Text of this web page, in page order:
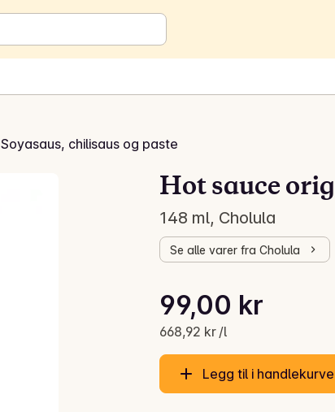
Soyasaus, chilisaus og paste
Hot sauce
148 ml, Cholula
Se alle varer fra Cholula
Gjeldende pris er: 99,00 kr
99,00 kr
668,92 kr /l
Stykkpris: 668,92 kr /l
Legg til i